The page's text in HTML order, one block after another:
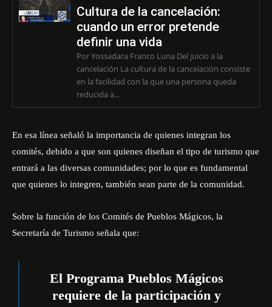
Cultura de la cancelación:
cuando un error pretende
definir una vida
Por Yossadara Franco Luna Del juicio a la
cancelación La cultura de la cancelación consiste
en la facilidad con la que una persona queda
reducida a...
En esa línea señaló la importancia de quienes integran los
comités, debido a que son quienes diseñan el tipo de turismo que
entrará a las diversas comunidades; por lo que es fundamental
que quienes lo integren, también sean parte de la comunidad.
Sobre la función de los Comités de Pueblos Mágicos, la
Secretaría de Turismo señala que:
El Programa Pueblos Mágicos
requiere de la participación y